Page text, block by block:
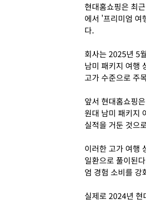
현대홈쇼핑은 최
에서 '프리미엄 여
다.
회사는 2025년 5
남미 패키지 여행
고가 수준으로 주
앞서 현대홈쇼핑
원대 남미 패키지
실적을 거둔 것으
이러한 고가 여행
일환으로 풀이된
엄 경험 소비를 강
실제로 2024년